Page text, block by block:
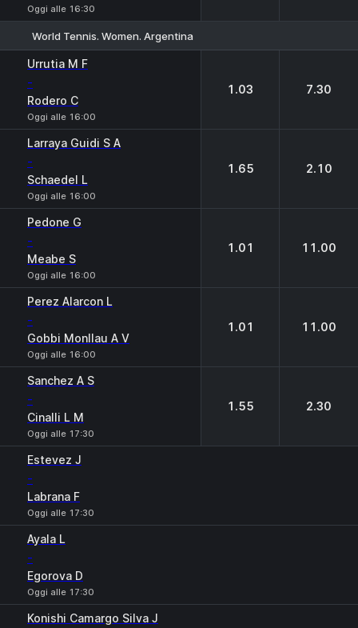
Oggi alle 16:30
World Tennis. Women. Argentina
Urrutia M F
-
Rodero C
Oggi alle 16:00
1.03 7.30
Larraya Guidi S A
-
Schaedel L
Oggi alle 16:00
1.65 2.10
Pedone G
-
Meabe S
Oggi alle 16:00
1.01 11.00
Perez Alarcon L
-
Gobbi Monllau A V
Oggi alle 16:00
1.01 11.00
Sanchez A S
-
Cinalli L M
Oggi alle 17:30
1.55 2.30
Estevez J
-
Labrana F
Oggi alle 17:30
Ayala L
-
Egorova D
Oggi alle 17:30
Konishi Camargo Silva J